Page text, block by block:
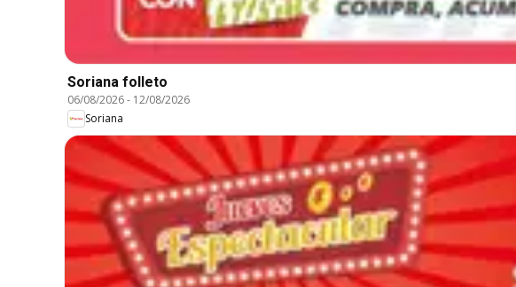
Soriana folleto
06/08/2026- 12/08/2026
Soriana